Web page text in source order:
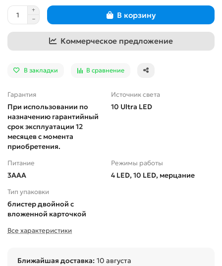
В корзину
Коммерческое предложение
В закладки В сравнение
Гарантия
При использовании по
назначению гарантийный
срок эксплуатации 12
месяцев с момента
приобретения.
Источник света
10 Ultra LED
Питание
3ААА
Режимы работы
4 LED, 10 LED, мерцание
Тип упаковки
блистер двойной с
вложенной карточкой
Все характеристики
Ближайшая доставка: 10 августа